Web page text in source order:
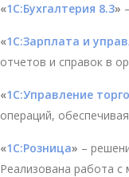
«1С:Бухгалтерия 8.3»
«1С:Зарплата и
отчетов и справок в
«1С:Управление
операций,
«1С:Розница» –
Реализована работа